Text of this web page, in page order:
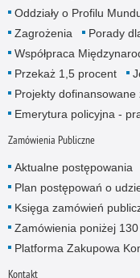
Oddziały o Profilu
Zagrożenia
Porady
Współpraca
Przekaż 1,5 procent
Projekty
Emerytura policyjna -
Zamówienia Publiczne
Aktualne postępowania
Plan postępowań o
Księga zamówień
Zamówienia poniżej 130
Platforma Zakupowa
Kontakt